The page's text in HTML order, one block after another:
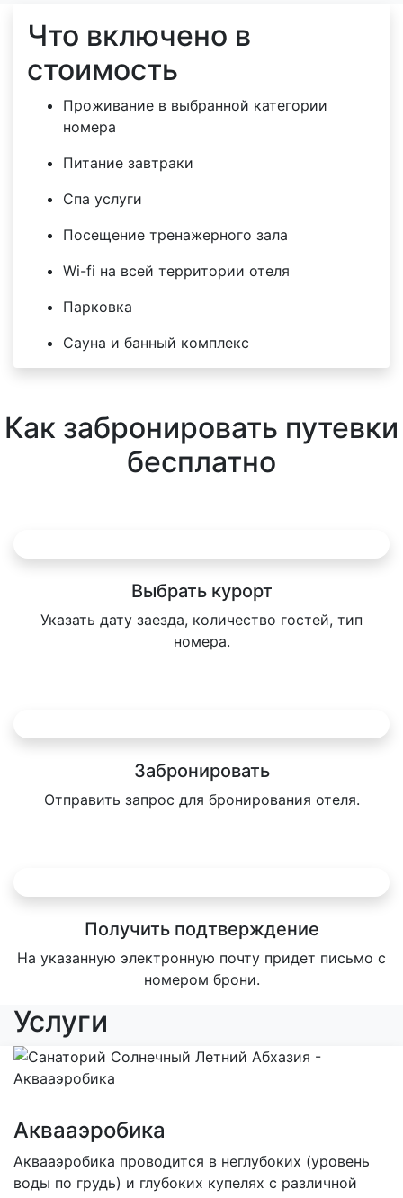
Что включено в
стоимость
Проживание в выбранной категории
номера
Питание завтраки
Спа услуги
Посещение тренажерного зала
Wi-fi на всей территории отеля
Парковка
Сауна и банный комплекс
Как забронировать путевки
бесплатно
Выбрать курорт
Указать дату заезда, количество гостей, тип
номера.
Забронировать
Отправить запрос для бронирования отеля.
Получить подтверждение
На указанную электронную почту придет письмо с
номером брони.
Услуги
Аквааэробика
Аквааэробика проводится в неглубоких (уровень
воды по грудь) и глубоких купелях с различной